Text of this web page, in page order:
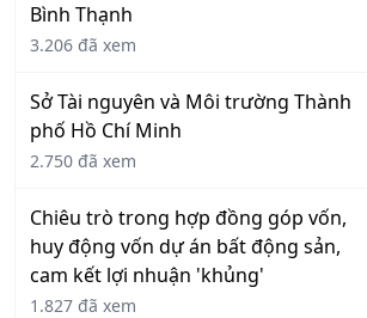
Bình Thạnh
3.206 đã xem
Sở Tài nguyên và Môi trường Thành
phố Hồ Chí Minh
2.750 đã xem
Chiêu trò trong hợp đồng góp vốn,
huy động vốn dự án bất động sản,
cam kết lợi nhuận 'khủng'
1.827 đã xem